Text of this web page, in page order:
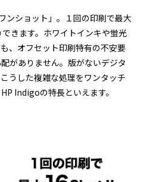
ンショット」。１回の印刷で最大
きます。ホワイトインキや蛍光
、オフセット印刷特有の不安要
がありません。版がないデジタ
うした複雑な処理をワンタッチ
Indigoの特長といえます。